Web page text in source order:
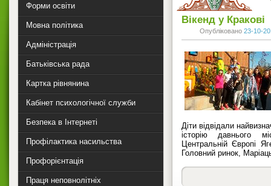
Вікенд у Кракові
Опубліковано 23-10-
Діти відвідали
історію давнього
Центральній Європі
Головний ринок,
Форми освіти
Мовна політика
Адміністрація
Батьківська рада
Картка рівнянина
Кабінет психологічної служби
Безпека в Інтернеті
Профілактика насильства
Профорієнтація
Праця неповнолітніх